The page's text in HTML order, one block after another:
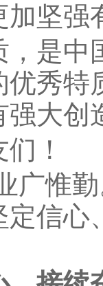
加坚强
中
优秀
大创
！
惟勤
信心